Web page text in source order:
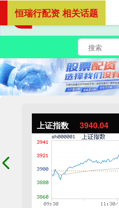
上证指数 3940.04
恒瑞行配资 相关话题